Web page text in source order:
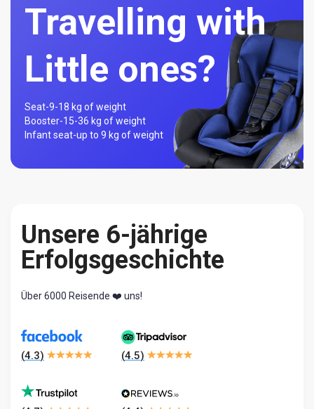
Travelling with
Little ones?
Seat-9-18 kg of weight
Booster-15-36 kg of weight
Infant seat-up to 9 kg of weight
Unsere 6-jährige
Erfolgsgeschichte
Über 6000 Reisende ❤️ uns!
(4.3) (4.5)